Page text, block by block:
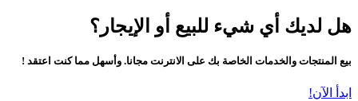
هل لديك أي شيء للبيع أو الإيجار؟
بيع المنتجات والخدمات الخاصة بك على الانترنت مجانا. وأسهل مما كنت اعتقد !
ابدأ الآن!